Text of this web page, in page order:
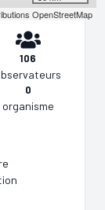
OpenStreetMap
106
0
organisme